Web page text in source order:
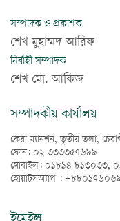
সম্পাদক ও প্রকাশক
শেখ মুহাম্মদ আরিফ
নির্বাহী সম্পাদক
শেখ মো. আকিজ
সম্পাদকীয় কার্যালয়
কেয়া ম্যানশন, তৃতীয় তলা,
ফোন: ০২-৩৩৩৩৫৭৬৯৯
মোবাইল: ০১৮১৪-৮১৩০৩৩,
হোয়াটসঅ্যাপ :